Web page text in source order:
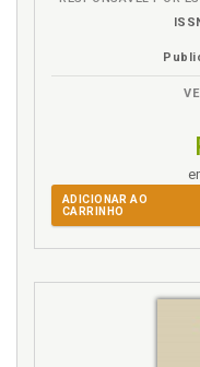
Freud. Uma teoria
contribuição
contemporânea, p.
Ideal. Superego e
ideal ou espaço
Ilusão. Espaço da
Ilusão. Universo
ADICIONAR AO
CARRINHO